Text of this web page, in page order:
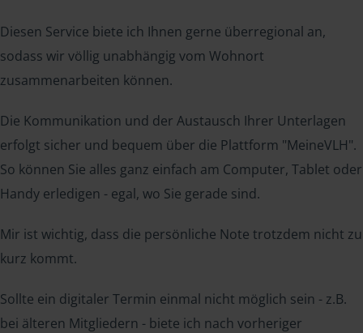
Diesen Service biete ich Ihnen gerne überregional an,
sodass wir völlig unabhängig vom Wohnort
zusammenarbeiten können.
Die Kommunikation und der Austausch Ihrer Unterlagen
erfolgt sicher und bequem über die Plattform "MeineVLH".
So können Sie alles ganz einfach am Computer, Tablet oder
Handy erledigen - egal, wo Sie gerade sind.
Mir ist wichtig, dass die persönliche Note trotzdem nicht zu
kurz kommt.
Sollte ein digitaler Termin einmal nicht möglich sein - z.B.
bei älteren Mitgliedern - biete ich nach vorheriger